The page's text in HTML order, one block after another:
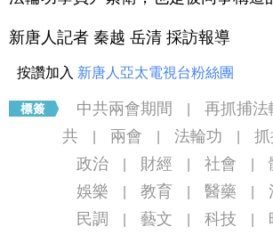
新唐人記者 秦越 岳清 採訪報導
按讚加入 新唐人亞太電視台粉絲團
中共兩會期間 再抓捕法
共
兩會 法輪功
政治 財經 社會
娛樂 教育 醫藥
民調 藝文 科技